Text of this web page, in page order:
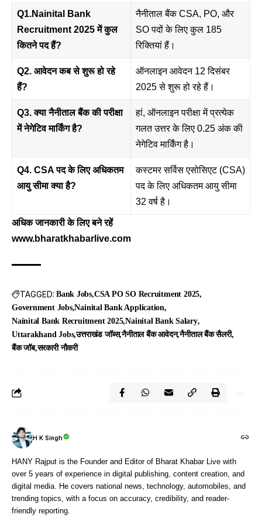
Q1.Nainital Bank
Recruitment 2025 में कुल
कितने पद हैं?
नैनीताल बैंक CSA, PO, और
SO पदों के लिए कुल 185
रिक्तियां हैं।
Q2. आवेदन कब से शुरू हो रहे
हैं?
ऑनलाइन आवेदन 12 दिसंबर
2025 से शुरू हो रहे हैं।
Q3. क्या नैनीताल बैंक की परीक्षा
में नेगेटिव मार्किंग है?
हां, ऑनलाइन परीक्षा में प्रत्येक
गलत उत्तर के लिए 0.25 अंक की
नेगेटिव मार्किंग है।
Q4. CSA पद के लिए अधिकतम
आयु सीमा क्या है?
कस्टमर सर्विस एसोसिएट (CSA)
पद के लिए अधिकतम आयु सीमा
32 वर्ष है।
अधिक जानकारी के लिए बने रहें
www.bharatkhabarlive.com
TAGGED: Bank Jobs CSA PO SO Recruitment 2025
Government Jobs Nainital Bank Application
Nainital Bank Recruitment 2025 Nainital Bank Salary
Uttarakhand Jobs उत्तराखंड जॉब्स नैनीताल बैंक आवेदन नैनीताल बैंक सैलरी
बैंक जॉब सरकारी नौकरी
H K Singh
HANY Rajput is the Founder and Editor of Bharat Khabar Live with
over 5 years of experience in digital publishing, content creation, and
digital media. He covers national news, technology, automobiles, and
trending topics, with a focus on accuracy, credibility, and reader-
friendly reporting.